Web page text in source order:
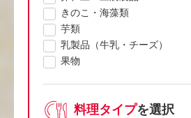
きのこ・海藻類
芋類
乳製品（牛乳・チーズ）
果物
料理タイプを選択